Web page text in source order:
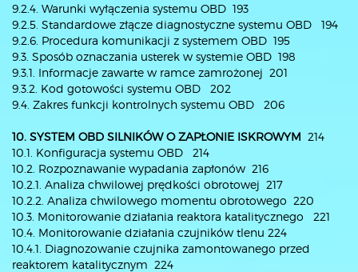
9.2.4. Warunki wyłączenia systemu OBD 193
9.2.5. Standardowe złącze diagnostyczne systemu OBD 194
9.2.6. Procedura komunikacji z systemem OBD 195
9.3. Sposób oznaczania usterek w systemie OBD 198
9.3.1. Informacje zawarte w ramce zamrożonej 201
9.3.2. Kod gotowości systemu OBD 202
9.4. Zakres funkcji kontrolnych systemu OBD 206
10. SYSTEM OBD SILNIKÓW O ZAPŁONIE ISKROWYM 214
10.1. Konfiguracja systemu OBD 214
10.2. Rozpoznawanie wypadania zapłonów 216
10.2.1. Analiza chwilowej prędkości obrotowej 217
10.2.2. Analiza chwilowego momentu obrotowego 220
10.3. Monitorowanie działania reaktora katalitycznego 221
10.4. Monitorowanie działania czujników tlenu 224
10.4.1. Diagnozowanie czujnika zamontowanego przed
reaktorem katalitycznym 224